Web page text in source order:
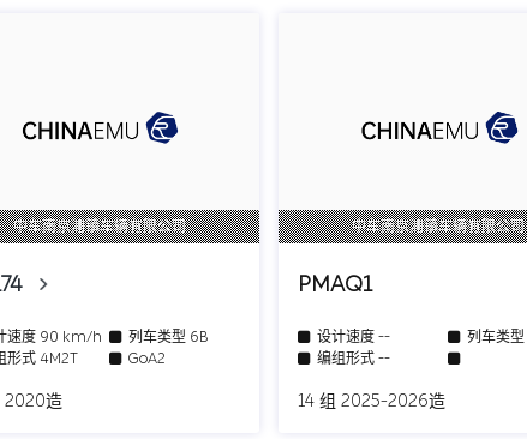
中车南京浦镇车辆有限公司
速度90 km/h 列车类型 6B
形式4M2T GoA2
2020造
中车南京浦镇车辆有限公司
PMAQ1
设计速度 -- 列车类型
编组形式 --
14 组 2025-2026造